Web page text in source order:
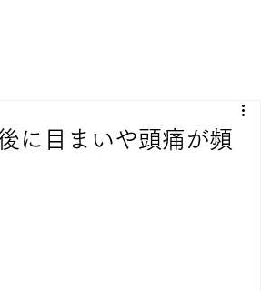
に目まいや頭痛が頻